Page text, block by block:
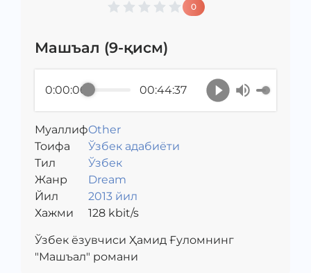
0
Машъал (9-қисм)
0:00:00 00:44:37
МуаллифOther
Toифа
Ўзбек адабиёти
Тил
Ўзбек
Жанр
Dream
Йил
2013 йил
Хажми
128kbit/s
Ўзбек ёзувчиси Ҳамид Ғуломнинг
"Машъал" романи